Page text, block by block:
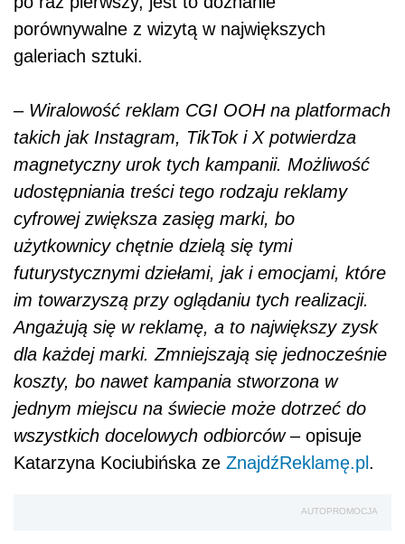
porównywalne z wizytą w największych
galeriach sztuki.
– Wiralowość reklam CGI OOH na platformach
takich jak Instagram, TikTok i X potwierdza
magnetyczny urok tych kampanii. Możliwość
udostępniania treści tego rodzaju reklamy
cyfrowej zwiększa zasięg marki, bo
użytkownicy chętnie dzielą się tymi
futurystycznymi dziełami, jak i emocjami, które
im towarzyszą przy oglądaniu tych realizacji.
Angażują się w reklamę, a to największy zysk
dla każdej marki. Zmniejszają się jednocześnie
koszty, bo nawet kampania stworzona w
jednym miejscu na świecie może dotrzeć do
wszystkich docelowych odbiorców– opisuje
Katarzyna Kociubińska ze ZnajdźReklamę.pl .
AUTOPROMOCJA